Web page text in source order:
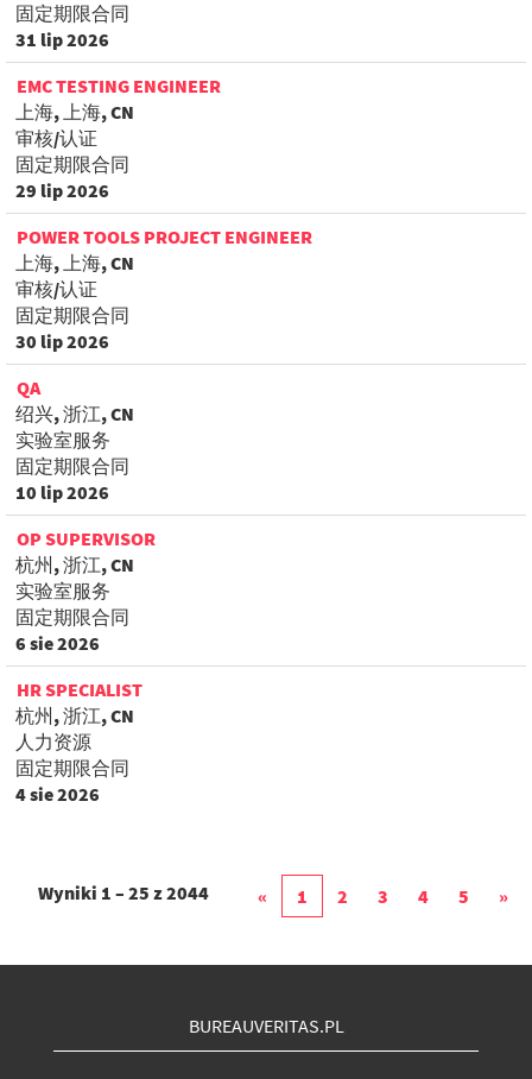
固定期限合同
31 lip 2026
EMC TESTING ENGINEER
上海, 上海, CN
审核/认证
固定期限合同
29 lip 2026
POWER TOOLS PROJECT ENGINEER
上海, 上海, CN
审核/认证
固定期限合同
30 lip 2026
QA
绍兴, 浙江, CN
实验室服务
固定期限合同
10 lip 2026
OP SUPERVISOR
杭州, 浙江, CN
实验室服务
固定期限合同
6 sie 2026
HR SPECIALIST
杭州, 浙江, CN
人力资源
固定期限合同
4 sie 2026
Wyniki 1 – 25 z2044 « 1 2 3 4 5 »
BUREAUVERITAS.PL